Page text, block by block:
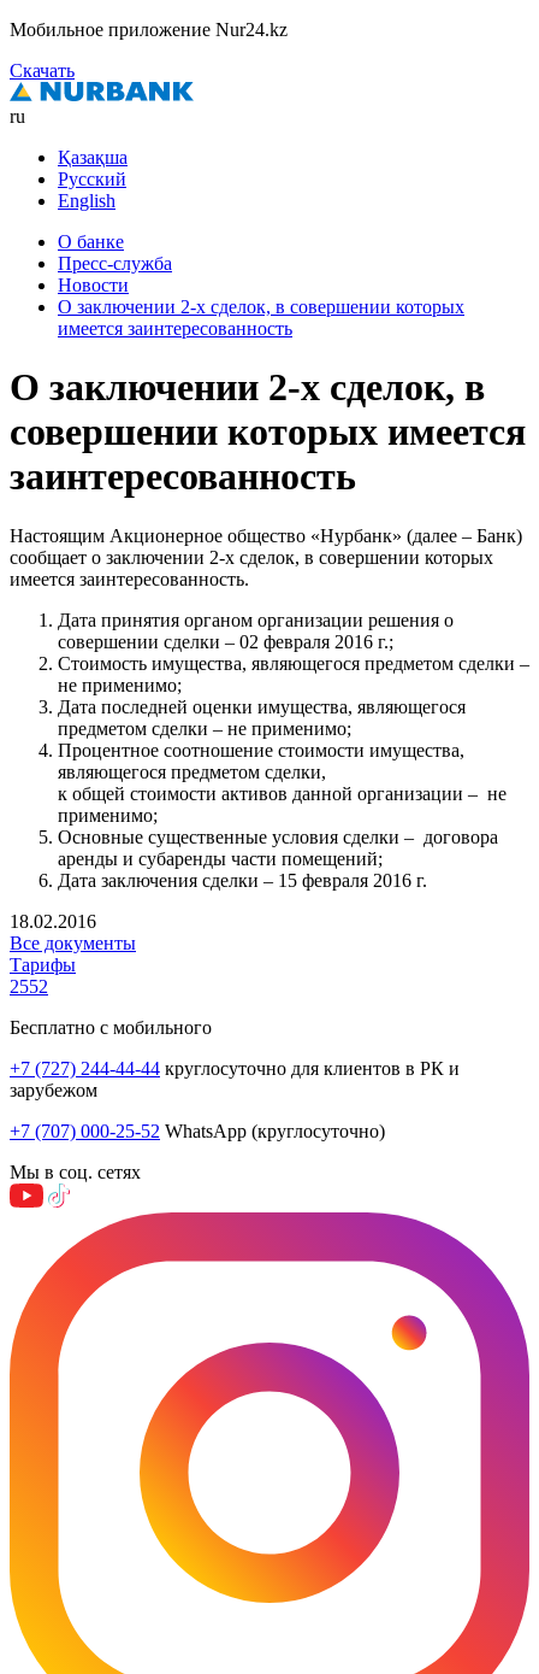
Мобильное приложение Nur24.kz
Скачать
ru
Қазақша
Русский
English
О банке
Пресс-служба
Новости
О заключении 2-х сделок, в совершении которых
имеется заинтересованность
О заключении 2-х сделок, в
совершении которых имеется
заинтересованность
Настоящим Акционерное общество «Нурбанк» (далее – Банк)
сообщает о заключении 2-х сделок, в совершении которых
имеется заинтересованность.
Дата принятия органом организации решения о
совершении сделки – 02 февраля 2016 г.;
Стоимость имущества, являющегося предметом сделки –
не применимо;
Дата последней оценки имущества, являющегося
предметом сделки – не применимо;
Процентное соотношение стоимости имущества,
являющегося предметом сделки,
к общей стоимости активов данной организации – не
применимо;
Основные существенные условия сделки – договора
аренды и субаренды части помещений;
Дата заключения сделки – 15 февраля 2016 г.
18.02.2016
Все документы
Тарифы
2552
Бесплатно с мобильного
+7 (727) 244-44-44 круглосуточно для клиентов в РК и
зарубежом
+7 (707) 000-25-52 WhatsApp (круглосуточно)
Мы в соц. сетях